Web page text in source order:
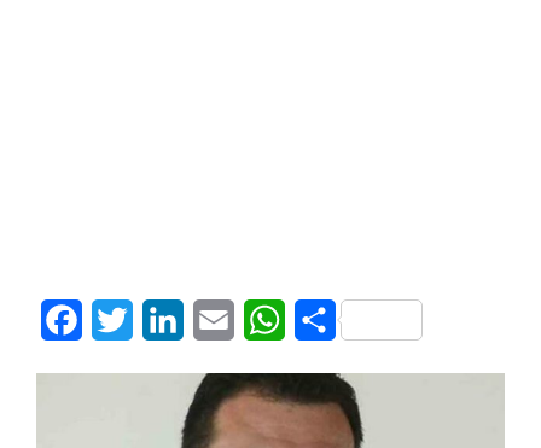
FacebookTwitter LinkedInEmail WhatsApp
Share